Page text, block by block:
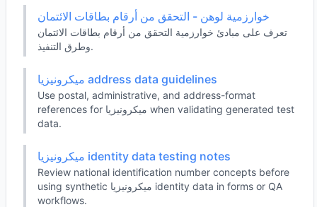
خوارزمية لوهن - التحقق من أرقام بطاقات الائتمان
تعرف على مبادئ خوارزمية التحقق من أرقام بطاقات الائتمان
وطرق التنفيذ.
ميكرونيزيا address data guidelines
Use postal, administrative, and address-format
references for ميكرونيزيا when validating generated test
data.
ميكرونيزيا identity data testing notes
Review national identification number concepts before
using synthetic ميكرونيزيا identity data in forms or QA
workflows.